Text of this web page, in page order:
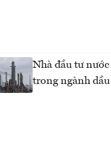
Nhà đầu tư
trong ngành